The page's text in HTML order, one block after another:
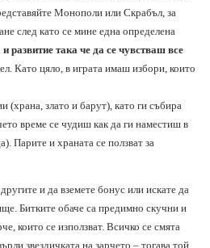
Монополи или Скрабъл, за
след като се мине една определена
развитие така че да се чувстваш все
Като цяло, в играта имаш избори, които
(храна, злато и барут), като ги събира
време се чудиш как да ги наместиш в
Парите и храната се ползват за
и да вземете бонус или искате да
Битките обаче са предимно скучни и
които се използват. Всичко се смята
звездичката на зарчето – тогава той